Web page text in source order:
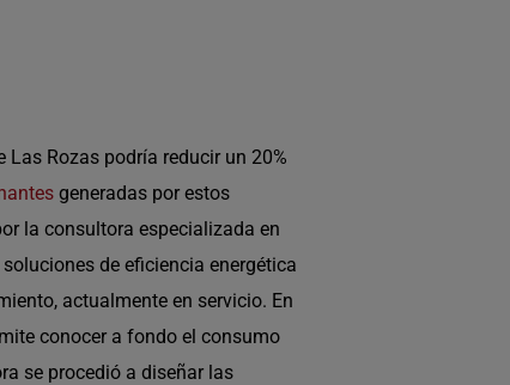
Rozas podría reducir un 20%
generadas por estos
la consultora especializada en
soluciones de eficiencia energética
actualmente en servicio. En
conocer a fondo el consumo
se procedió a diseñar las